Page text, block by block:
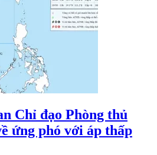
Chỉ đạo Phòng thủ
ứng phó với áp thấp